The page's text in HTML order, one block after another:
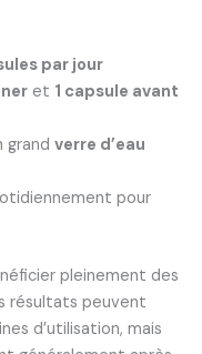
par jour
et 1 capsule avant
grand verre d’eau
pour
pleinement des
résultats peuvent
d’utilisation, mais